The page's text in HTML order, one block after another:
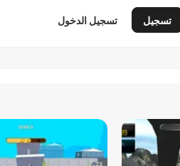
تسجيل تسجيل الدخول